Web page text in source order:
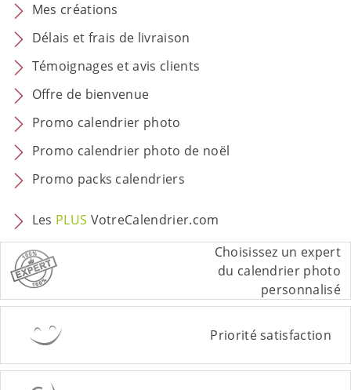
Mes créations
Délais et frais de livraison
Témoignages et avis clients
Offre de bienvenue
Promo calendrier photo
Promo calendrier photo de noël
Promo packs calendriers
Les PLUS VotreCalendrier.com
Choisissez un expert
du calendrier photo
personnalisé
Priorité satisfaction